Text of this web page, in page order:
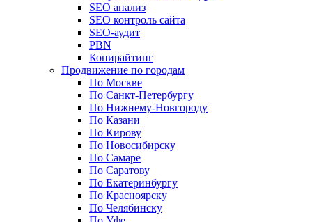
SEO анализ
SEO контроль сайта
SEO-аудит
PBN
Копирайтинг
Продвижение по городам
По Москве
По Санкт-Петербургу
По Нижнему-Новгороду
По Казани
По Кирову
По Новосибирску
По Самаре
По Саратову
По Екатеринбургу
По Красноярску
По Челябинску